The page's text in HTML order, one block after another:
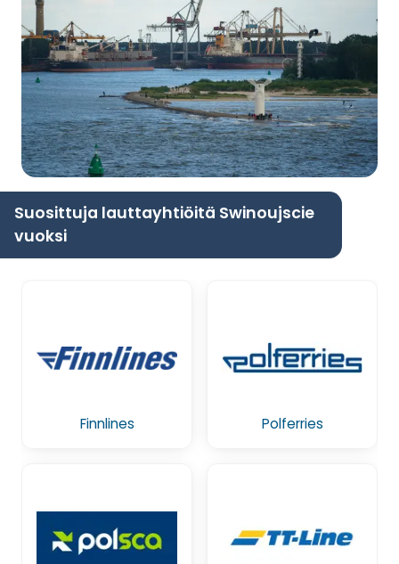
Suosittuja lauttayhtiöitä Swinoujscie
vuoksi
Finnlines Polferries